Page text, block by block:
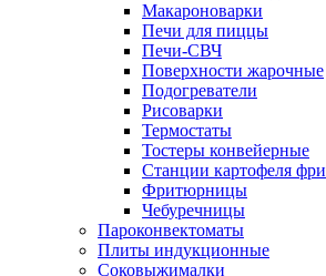
Макароноварки
Печи для пиццы
Печи-СВЧ
Поверхности жарочные
Подогреватели
Рисоварки
Термостаты
Тостеры конвейерные
Станции картофеля фри
Фритюрницы
Чебуречницы
Пароконвектоматы
Плиты индукционные
Соковыжималки